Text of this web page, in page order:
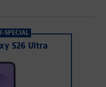
SPECIAL
S26 Ultra